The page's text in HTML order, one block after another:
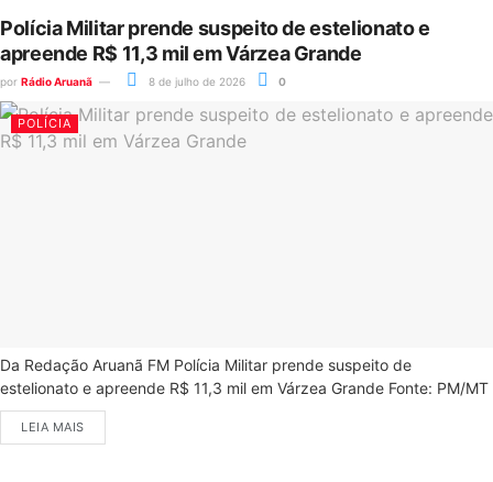
Polícia Militar prende suspeito de estelionato e
apreende R$ 11,3 mil em Várzea Grande
por Rádio Aruanã 8 de julho de 2026 0
POLÍCIA
Da Redação Aruanã FM Polícia Militar prende suspeito de
estelionato e apreende R$ 11,3 mil em Várzea Grande Fonte: PM/MT
LEIA MAIS